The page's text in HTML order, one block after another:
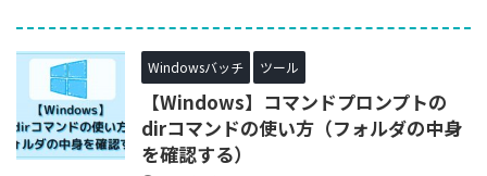
Windowsバッチ ツール
【Windows】コマンドプロンプトの
dirコマンドの使い方（フォルダの中身
を確認する）